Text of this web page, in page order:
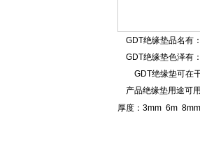
GDT绝缘垫品名有
GDT绝缘垫色泽有
GDT绝缘垫可在
产品绝缘垫用途可
厚度：3mm 6m